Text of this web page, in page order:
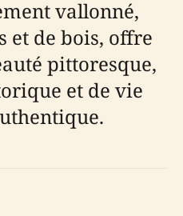
vallonné,
et de bois, offre
pittoresque,
et de vie